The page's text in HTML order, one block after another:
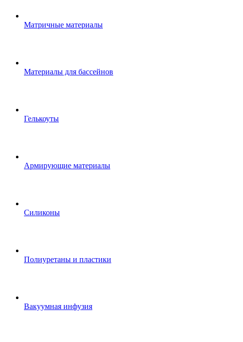
Матричные материалы
Материалы для бассейнов
Гелькоуты
Армирующие материалы
Силиконы
Полиуретаны и пластики
Вакуумная инфузия